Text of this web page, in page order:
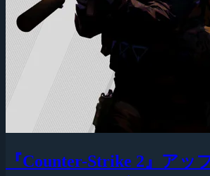
『Counter-Strike 2』アッ